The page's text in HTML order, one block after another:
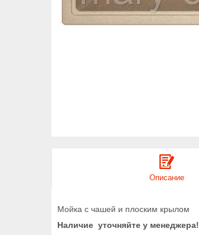
Описание
Мойка с чашей и плоским крылом
Наличие уточняйте у менеджера!